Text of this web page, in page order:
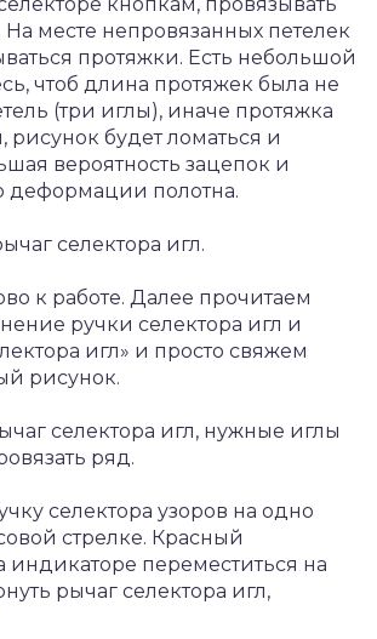
На месте непровязанных петелек
протяжки. Есть небольшой
чтоб длина протяжек была не
(три иглы), иначе протяжка
рисунок будет ломаться и
вероятность зацепок и
деформации полотна.
селектора игл.
к работе. Далее прочитаем
ручки селектора игл и
игл» и просто свяжем
рисунок.
селектора игл, нужные иглы
ряд.
селектора узоров на одно
стрелке. Красный
индикаторе переместиться на
рычаг селектора игл,